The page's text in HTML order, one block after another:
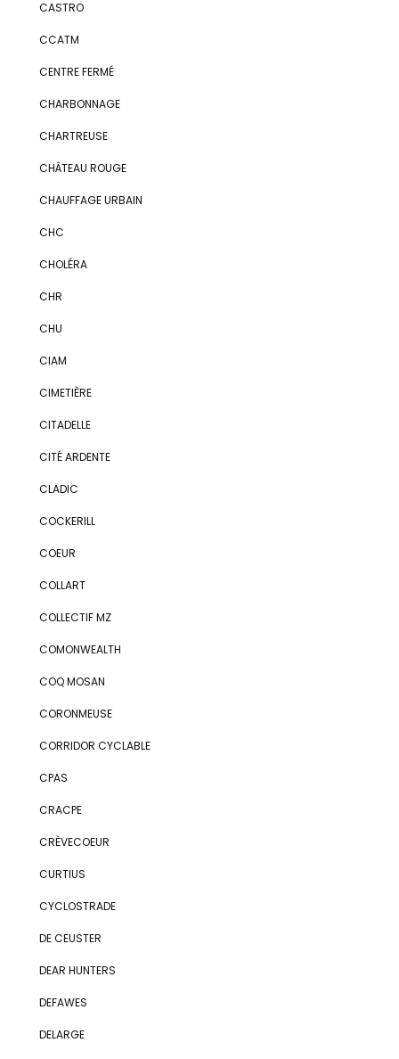
CASTRO
CCATM
CENTRE FERMÉ
CHARBONNAGE
CHARTREUSE
CHÂTEAU ROUGE
CHAUFFAGE URBAIN
CHC
CHOLÉRA
CHR
CHU
CIAM
CIMETIÈRE
CITADELLE
CITÉ ARDENTE
CLADIC
COCKERILL
COEUR
COLLART
COLLECTIF MZ
COMONWEALTH
COQ MOSAN
CORONMEUSE
CORRIDOR CYCLABLE
CPAS
CRACPE
CRÈVECOEUR
CURTIUS
CYCLOSTRADE
DE CEUSTER
DEAR HUNTERS
DEFAWES
DELARGE